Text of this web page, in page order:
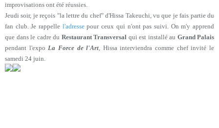
improvisations ont été réussies.
Jeudi soir, je reçois "la lettre du chef" d'Hissa Takeuchi, vu que je fais partie du
fan club. Je rappelle l'adressepour ceux qui n'ont pas suivi. On m'y apprend
que dans le cadre du Restaurant Transversal qui est installé au Grand Palais
pendant l'expo La Force de l'Art , Hissa interviendra comme chef invité le
samedi 24 juin.